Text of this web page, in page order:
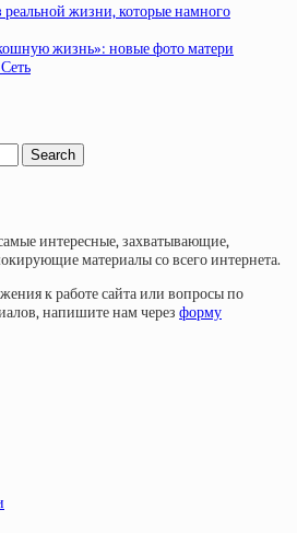
жизни, которые намного
жизнь»: новые фото матери
интересные, захватывающие,
материалы со всего интернета.
к работе сайта или вопросы по
напишите нам через форму